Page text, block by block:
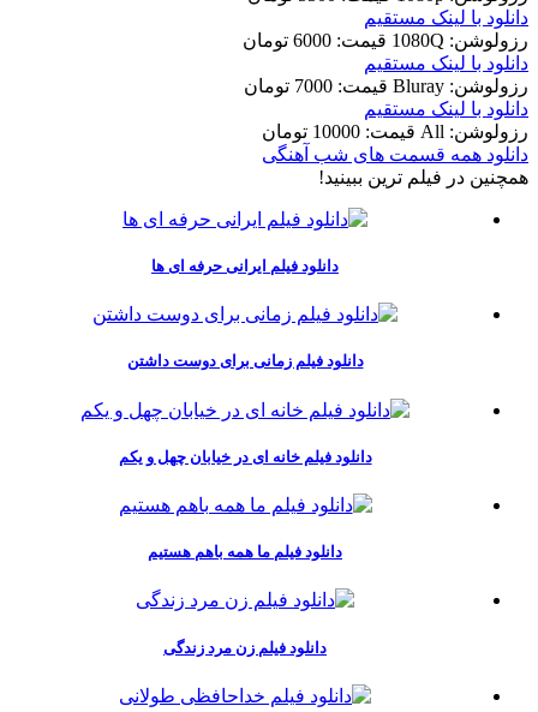
دانلود با لينک مستقيم
رزولوشن: 1080Q
قيمت: 6000 تومان
دانلود با لينک مستقيم
رزولوشن: Bluray
قيمت: 7000 تومان
دانلود با لينک مستقيم
رزولوشن: All
قيمت: 10000 تومان
دانلود همه قسمت های شب آهنگی
همچنين در فيلم ترين ببينيد!
دانلود فیلم ایرانی حرفه ای ها
دانلود فیلم زمانی برای دوست داشتن
دانلود فیلم خانه ای در خیابان چهل و یکم
دانلود فیلم ما همه باهم هستیم
دانلود فیلم زن مرد زندگی